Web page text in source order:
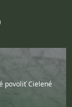
povoliť Cielené